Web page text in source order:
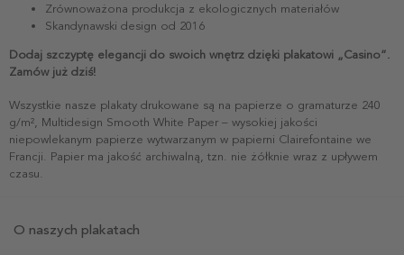
Zrównoważona produkcja z ekologicznych materiałów
Skandynawski design od 2016
Dodaj szczyptę elegancji do swoich wnętrz dzięki plakatowi „Casino”.
Zamów już dziś!
Wszystkie nasze plakaty drukowane są na papierze o gramaturze 240
g/m², Multidesign Smooth White Paper – wysokiej jakości
niepowlekanym papierze wytwarzanym w papierni Clairefontaine we
Francji. Papier ma jakość archiwalną, tzn. nie żółknie wraz z upływem
czasu.
O naszych plakatach